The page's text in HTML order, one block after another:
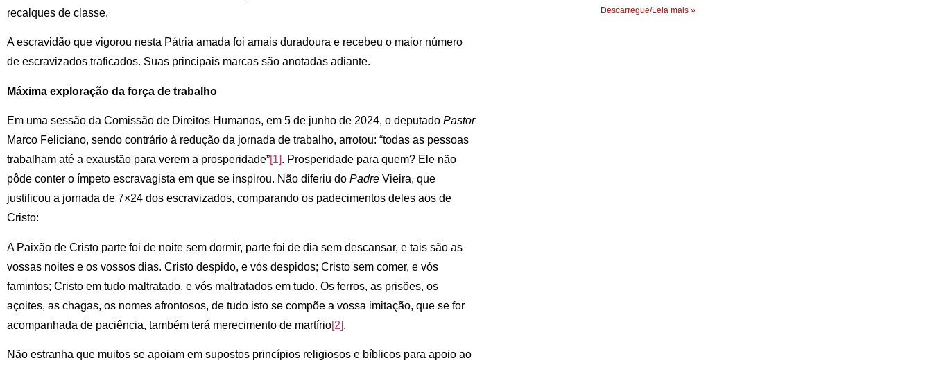
recalques de classe.
A escravidão que vigorou nesta Pátria amada foi amais duradoura e recebeu o maior número
de escravizados traficados. Suas principais marcas são anotadas adiante.
Máxima exploração da força de trabalho
Em uma sessão da Comissão de Direitos Humanos, em 5 de junho de 2024, o deputado Pastor
Marco Feliciano, sendo contrário à redução da jornada de trabalho, arrotou: “todas as pessoas
trabalham até a exaustão para verem a prosperidade”[1]. Prosperidade para quem? Ele não
pôde conter o ímpeto escravagista em que se inspirou. Não diferiu do Padre Vieira, que
justificou a jornada de 7×24 dos escravizados, comparando os padecimentos deles aos de
Cristo:
A Paixão de Cristo parte foi de noite sem dormir, parte foi de dia sem descansar, e tais são as
vossas noites e os vossos dias. Cristo despido, e vós despidos; Cristo sem comer, e vós
famintos; Cristo em tudo maltratado, e vós maltratados em tudo. Os ferros, as prisões, os
açoites, as chagas, os nomes afrontosos, de tudo isto se compõe a vossa imitação, que se for
acompanhada de paciência, também terá merecimento de martírio[2].
Não estranha que muitos se apoiam em supostos princípios religiosos e bíblicos para apoio ao
Descarregue/Leia mais »